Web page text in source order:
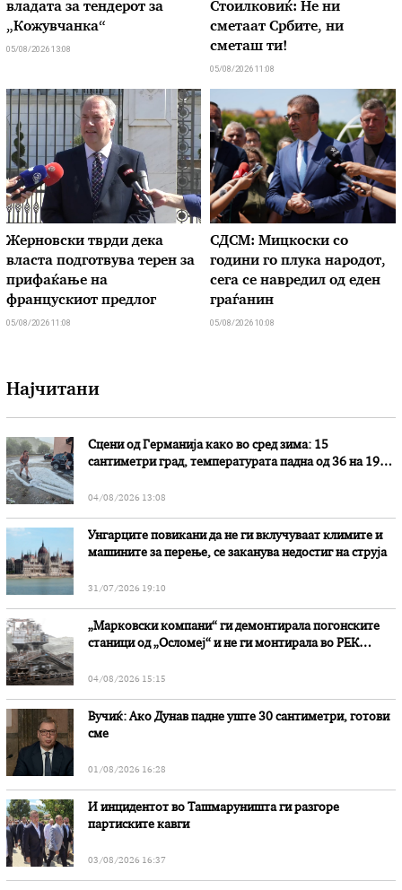
владата за тендерот за
„Кожувчанка“
05/08/2026 13:08
Стоилковиќ: Не ни
сметаат Србите, ни
сметаш ти!
05/08/2026 11:08
Жерновски тврди дека
власта подготвува терен за
прифаќање на
францускиот предлог
05/08/2026 11:08
СДСМ: Мицкоски со
години го плука народот,
сега се навредил од еден
граѓанин
05/08/2026 10:08
Најчитани
Сцени од Германија како во сред зима: 15
сантиметри град, температурата падна од 36 на 19
04/08/2026 13:08
Унгарците повикани да не ги вклучуваат климите и
машините за перење, се заканува недостиг на струја
31/07/2026 19:10
„Марковски компани“ ги демонтирала погонските
станици од „Осломеј“ и не ги монтирала во РЕК
04/08/2026 15:15
Вучиќ: Ако Дунав падне уште 30 сантиметри, готови
сме
01/08/2026 16:28
И инцидентот во Ташмаруништa ги разгоре
партиските кавги
03/08/2026 16:37